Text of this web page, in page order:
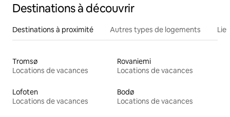
Destinations à découvrir
Destinations à proximité Autres types de logements
Tromsø
Locations de vacances
Rovaniemi
Locations de vacances
Lofoten
Locations de vacances
Bodø
Locations de vacances